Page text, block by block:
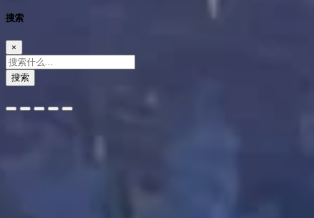
搜索
×
搜索